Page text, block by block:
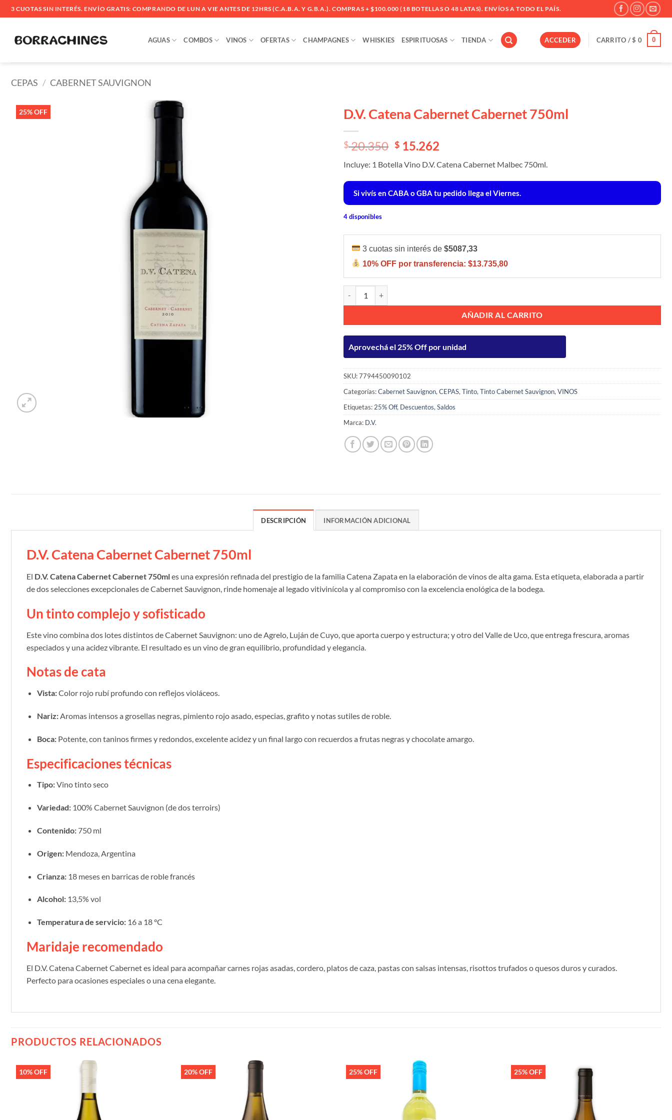
Saltar
al
3 CUOTAS SIN INTERÉS. ENVÍO GRATIS: COMPRANDO DE LUN A VIE ANTES DE 12HRS (C.A.B.A. Y G.B.A.). COMPRAS + $100.000 (18 BOTELLAS O 48 LATAS). ENVÍOS A TODO EL PAÍS.
AGUAS COMBOS VINOS OFERTAS CHAMPAGNES WHISKIES ESPIRITUOSAS TIENDA ACCEDER CARRITO /$ 0 0
CEPAS / CABERNET SAUVIGNON
25% OFF D.V. Catena Cabernet Cabernet 750ml
El
original
era:
$ 20.350.
$20.350 El
actual
es:
$ 20.350.
$ 15.262
Incluye: 1 Botella Vino D.V. Catena Cabernet Malbec 750ml.
Si vivís en CABA o GBA tu pedido llega el Viernes.
4 disponibles
3 cuotas sin interés de$5087,33
10% OFF por transferencia:$13.735,80
AÑADIR AL CARRITO
Aprovechá el 25% Off por unidad
SKU:7794450090102
Categorías:Cabernet Sauvignon, CEPAS, Tinto, Tinto Cabernet Sauvignon, VINOS
Etiquetas: 25% Off, Descuentos, Saldos
Marca: D.V.
DESCRIPCIÓN INFORMACIÓN ADICIONAL
D.V. Catena Cabernet Cabernet 750ml
El D.V. Catena Cabernet Cabernet 750mles una expresión refinada del prestigio de la familia Catena Zapata en la elaboración de vinos de alta gama. Esta etiqueta, elaborada a partir
de dos selecciones excepcionales de Cabernet Sauvignon, rinde homenaje al legado vitivinícola y al compromiso con la excelencia enológica de la bodega.
Un tinto complejo y sofisticado
Este vino combina dos lotes distintos de Cabernet Sauvignon: uno de Agrelo, Luján de Cuyo, que aporta cuerpo y estructura; y otro del Valle de Uco, que entrega frescura, aromas
especiados y una acidez vibrante. El resultado es un vino de gran equilibrio, profundidad y elegancia.
Notas de cata
Vista:Color rojo rubí profundo con reflejos violáceos.
Nariz:Aromas intensos a grosellas negras, pimiento rojo asado, especias, grafito y notas sutiles de roble.
Boca:Potente, con taninos firmes y redondos, excelente acidez y un final largo con recuerdos a frutas negras y chocolate amargo.
Especificaciones técnicas
Tipo:Vino tinto seco
Variedad:100% Cabernet Sauvignon (de dos terroirs)
Contenido:750 ml
Origen:Mendoza, Argentina
Crianza:18 meses en barricas de roble francés
Alcohol:13,5% vol
Temperatura de servicio:16 a 18 °C
Maridaje recomendado
El D.V. Catena Cabernet Cabernet es ideal para acompañar carnes rojas asadas, cordero, platos de caza, pastas con salsas intensas, risottos trufados o quesos duros y curados.
Perfecto para ocasiones especiales o una cena elegante.
PRODUCTOS RELACIONADOS
10% OFF 20% OFF 25% OFF 25% OFF